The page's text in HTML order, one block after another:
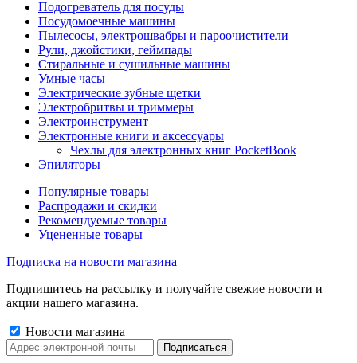
Подогреватель для посуды
Посудомоечные машины
Пылесосы, электрошвабры и пароочистители
Рули, джойстики, геймпады
Стиральные и сушильные машины
Умные часы
Электрические зубные щетки
Электробритвы и триммеры
Электроинструмент
Электронные книги и аксессуары
Чехлы для электронных книг PocketBook
Эпиляторы
Популярные товары
Распродажи и скидки
Рекомендуемые товары
Уцененные товары
Подписка на новости магазина
Подпишитесь на рассылку и получайте свежие новости и
акции нашего магазина.
Новости магазина